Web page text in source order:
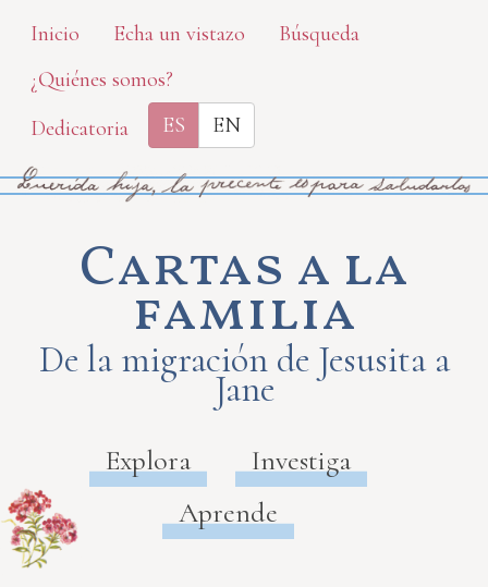
Skip
main
content
Inicio Echa un vistazo
Búsqueda
¿Quiénes somos?
Dedicatoria
ES EN
Cartas a la
familia
De la migración de Jesusita a
Jane
Explora
Investiga
Aprende